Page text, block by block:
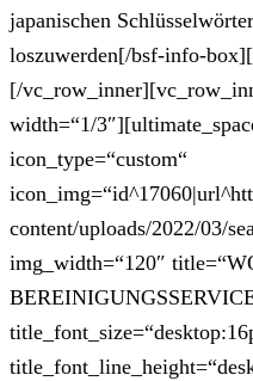
japanischen
loszuwerden[/bsf-info-
[/
width=“1/
icon_type=“custom“
content/uploads/2022/03/
img_width=“120″